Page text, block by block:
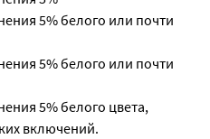
5% белого или почти
5% белого или почти
5% белого цвета,
включений.